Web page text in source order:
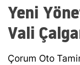
Yeni
Vali
Çorum Oto